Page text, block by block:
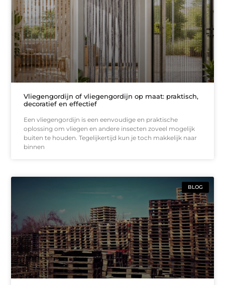
Vliegengordijn of vliegengordijn op maat: praktisch,
decoratief en effectief
Een vliegengordijn is een eenvoudige en praktische
oplossing om vliegen en andere insecten zoveel mogelijk
buiten te houden. Tegelijkertijd kun je toch makkelijk naar
binnen
BLOG